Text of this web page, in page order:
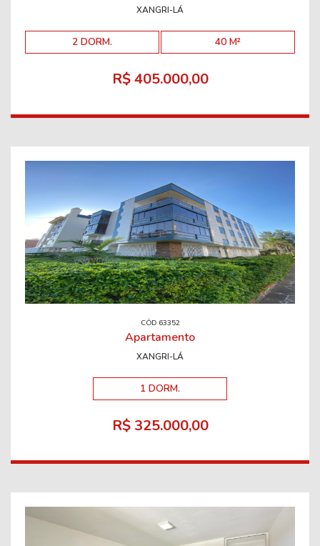
XANGRI-LÁ
2 DORM. 40 M²
R$ 405.000,00
CÓD 63352
Apartamento
XANGRI-LÁ
1 DORM.
R$ 325.000,00